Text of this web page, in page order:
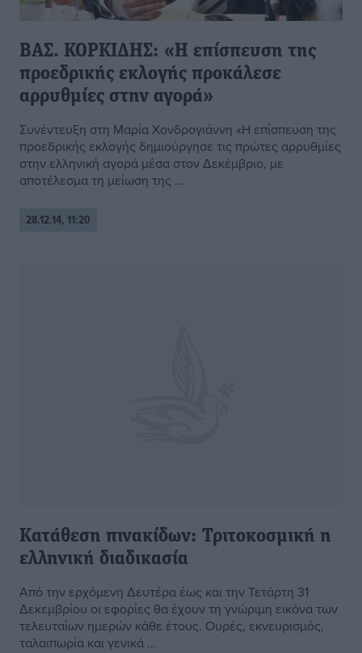
ΒΑΣ. ΚΟΡΚΙΔΗΣ: «Η επίσπευση της
προεδρικής εκλογής προκάλεσε
αρρυθμίες στην αγορά»
Συνέντευξη στη Μαρία Χονδρογιάννη «Η επίσπευση της
προεδρικής εκλογής δημιούργησε τις πρώτες αρρυθμίες
στην ελληνική αγορά μέσα στον Δεκέμβριο, με
αποτέλεσμα τη μείωση της ...
28.12.14, 11:20
Κατάθεση πινακίδων: Τριτοκοσμική η
ελληνική διαδικασία
Από την ερχόμενη Δευτέρα έως και την Τετάρτη 31
Δεκεμβρίου οι εφορίες θα έχουν τη γνώριμη εικόνα των
τελευταίων ημερών κάθε έτους. Ουρές, εκνευρισμός,
ταλαιπωρία και γενικά ...